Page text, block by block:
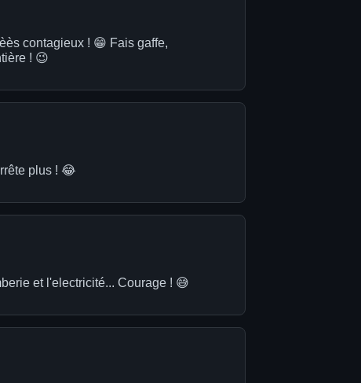
contagieux ! 😁 Fais gaffe,
! 😉
plus ! 😂
et l'electricité... Courage ! 😅